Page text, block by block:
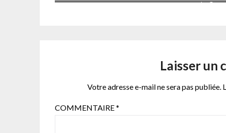
La Gare
Laisser un
Votre adresse e-mail ne sera pas publiée.
COMMENTAIRE*